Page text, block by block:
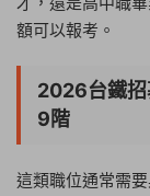
額可以報考。
2026台鐵招
9階
這類職位通常需